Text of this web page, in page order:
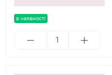
в наявності